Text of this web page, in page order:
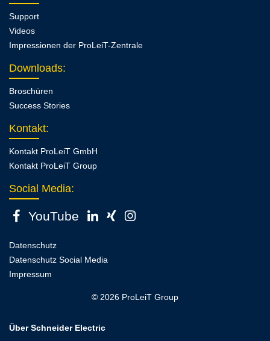
Support
Videos
Impressionen der ProLeiT-Zentrale
Downloads:
Broschüren
Success Stories
Kontakt:
Kontakt ProLeiT GmbH
Kontakt ProLeiT Group
Social Media:
YouTube
Datenschutz
Datenschutz Social Media
Impressum
© 2026 ProLeiT Group
Über Schneider Electric